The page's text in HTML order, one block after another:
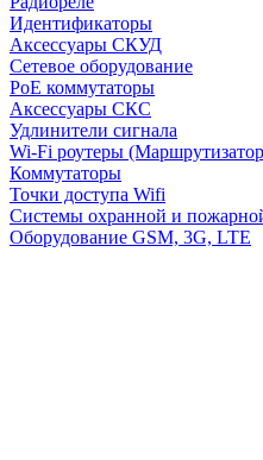
Идентификаторы
Аксессуары СКУД
Сетевое оборудование
PoE коммутаторы
Аксессуары СКС
Удлинители сигнала
Wi-Fi роутеры
Коммутаторы
Точки доступа Wifi
Системы охранной и
Оборудование GSM, 3G, LTE